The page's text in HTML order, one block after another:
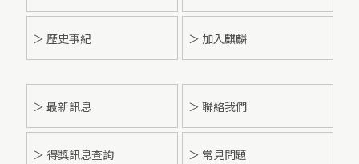
＞ 歷史事紀 ＞ 加入麒麟
＞ 最新訊息 ＞ 聯絡我們
＞ 得獎訊息查詢 ＞ 常見問題